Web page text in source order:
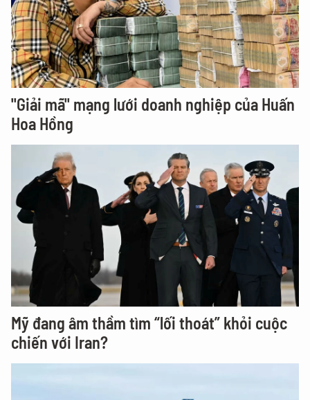
"Giải mã" mạng lưới doanh nghiệp của Huấn
Hoa Hồng
Mỹ đang âm thầm tìm “lối thoát” khỏi cuộc
chiến với Iran?